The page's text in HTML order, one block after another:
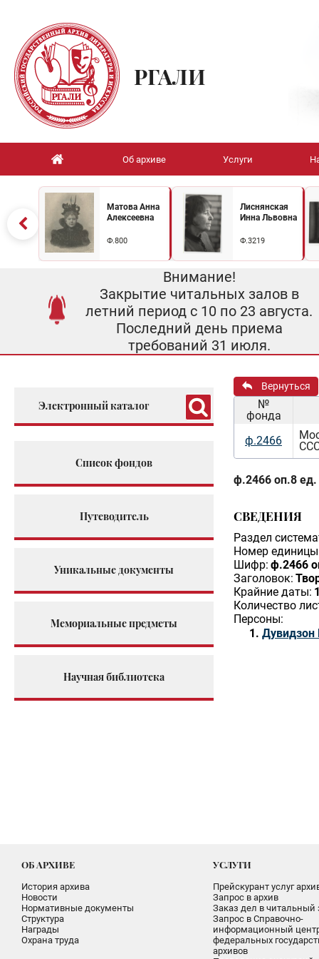
РГАЛИ
Об архиве Услуги
Матова Анна
Алексеевна
Ф.800
Лиснянская
Инна Львовна
Ф.3219
Внимание!
Закрытие читальных залов в
летний период с 10 по 23 августа.
Последний день приема
требований 31 июля.
Электронный каталог
Список фондов
Путеводитель
Уникальные документы
Мемориальные предметы
Научная библиотека
Вернуться
№
фонда
ф.2466
ф.2466 оп.8 ед.
СВЕДЕНИЯ
Раздел
Номер единицы
Шифр: ф.2466
Заголовок:
Крайние даты:
Количество
Персоны:
Дувидзон
ОБ АРХИВЕ
История архива
Новости
Нормативные документы
Структура
Награды
Охрана труда
УСЛУГИ
Прейскурант услуг
Запрос в архив
Заказ дел в читальный
Запрос в Справочно-
информационный
федеральных
архивов